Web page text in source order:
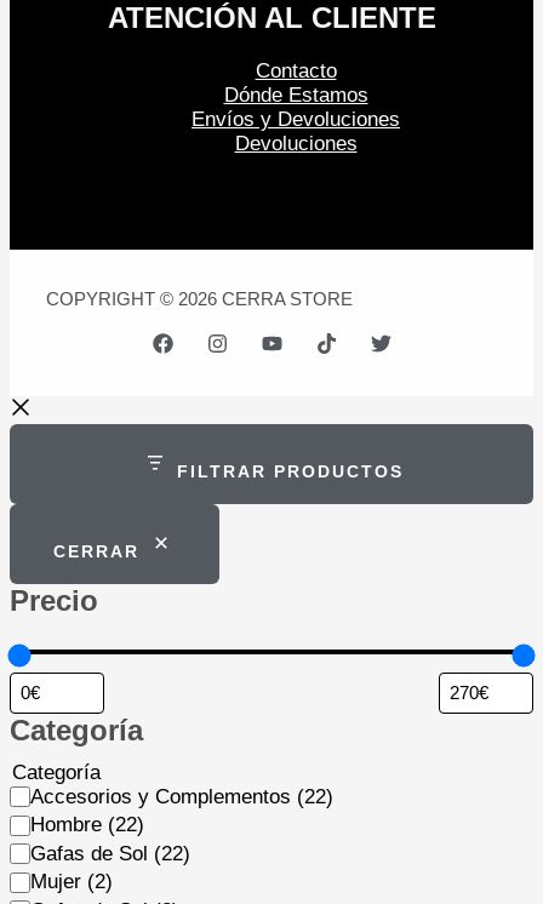
ATENCIÓN AL CLIENTE
Contacto
Dónde Estamos
Envíos y Devoluciones
Devoluciones
COPYRIGHT © 2026 CERRA STORE
FILTRAR PRODUCTOS
CERRAR
Precio
Categoría
Categoría
Accesorios y Complementos (22)
Hombre (22)
Gafas de Sol (22)
Mujer (2)